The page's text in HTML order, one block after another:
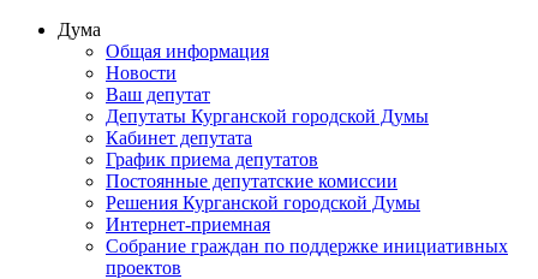
Дума
Общая информация
Новости
Ваш депутат
Депутаты Курганской городской Думы
Кабинет депутата
График приема депутатов
Постоянные депутатские комиссии
Решения Курганской городской Думы
Интернет-приемная
Собрание граждан по поддержке инициативных
проектов